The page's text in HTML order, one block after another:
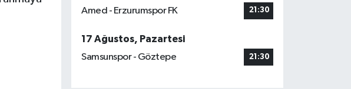
Amed - Erzurumspor FK 21:30
17 Ağustos, Pazartesi
Samsunspor - Göztepe
21:30